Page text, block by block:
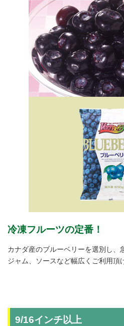
冷凍フルーツの定番！
カナダ産のブルーベリーを選別し、
ジャム、ソースなど幅広くご利用頂
9/16インチ以上